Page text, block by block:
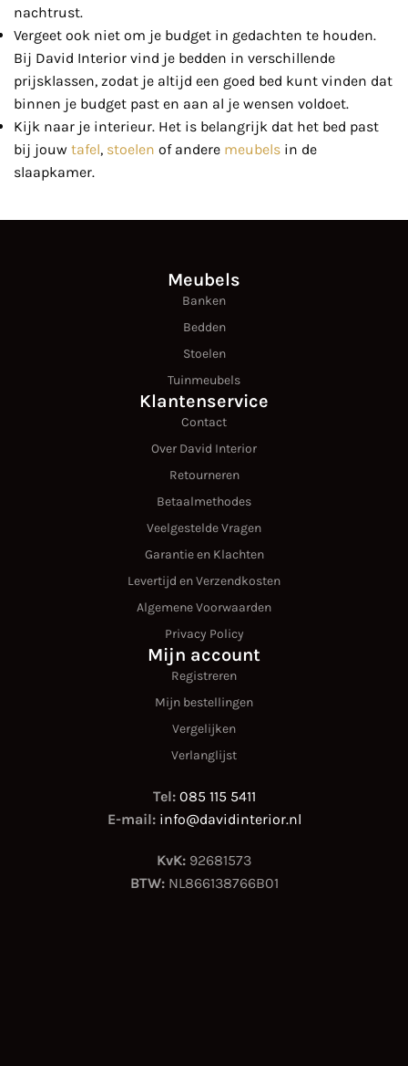
nachtrust.
Vergeet ook niet om je budget in gedachten te houden.
Bij David Interior vind je bedden in verschillende
prijsklassen, zodat je altijd een goed bed kunt vinden dat
binnen je budget past en aan al je wensen voldoet.
Kijk naar je interieur. Het is belangrijk dat het bed past
bij jouw tafel, stoelen of andere meubels in de
slaapkamer.
Meubels
Banken
Bedden
Stoelen
Tuinmeubels
Klantenservice
Contact
Over David Interior
Retourneren
Betaalmethodes
Veelgestelde Vragen
Garantie en Klachten
Levertijd en Verzendkosten
Algemene Voorwaarden
Privacy Policy
Mijn account
Registreren
Mijn bestellingen
Vergelijken
Verlanglijst
Tel: 085 115 5411
E-mail: info@davidinterior.nl
KvK: 92681573
BTW: NL866138766B01